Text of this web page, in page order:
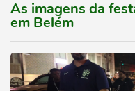
As imagens da
em Belém